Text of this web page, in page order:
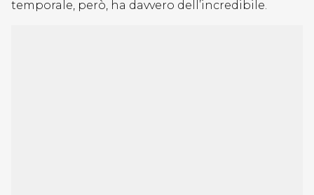
temporale, però, ha davvero dell’incredibile.